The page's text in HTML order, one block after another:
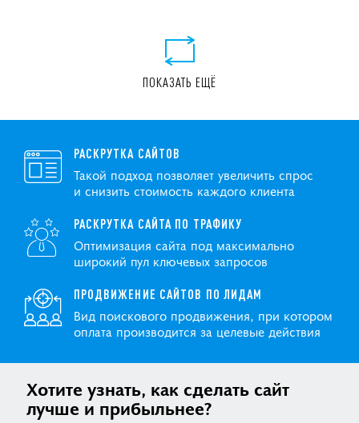
ПОКАЗАТЬ ЕЩЁ
РАСКРУТКА САЙТОВ
Такой подход позволяет увеличить спрос
и снизить стоимость каждого клиента
РАСКРУТКА САЙТА ПО ТРАФИКУ
Оптимизация сайта под максимально
широкий пул ключевых запросов
ПРОДВИЖЕНИЕ САЙТОВ ПО ЛИДАМ
Вид поискового продвижения, при котором
оплата производится за целевые действия
Хотите узнать, как сделать сайт
лучше и прибыльнее?